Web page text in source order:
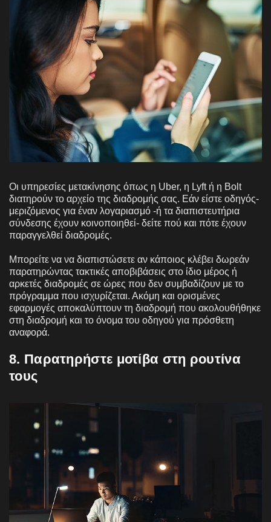
Οι υπηρεσίες μετακίνησης όπως η Uber, η Lyft ή η Bolt
διατηρούν το αρχείο της διαδρομής σας. Εάν είστε οδηγός-
μεριζόμενος για έναν λογαριασμό -ή τα διαπιστευτήρια
σύνδεσης έχουν κοινοποιηθεί- δείτε πού και πότε έχουν
παραγγελθεί διαδρομές.
Μπορείτε να να διαπιστώσετε αν κάποιος κλέβει δωρεάν
παρατηρώντας τακτικές αποβιβάσεις στο ίδιο μέρος ή
αρκετές διαδρομές σε ώρες που δεν συμβαδίζουν με το
πρόγραμμα που ισχυρίζεται. Ακόμη και ορισμένες
εφαρμογές αποκαλύπτουν τη διαδρομή που ακολουθήθηκε
στη διαδρομή και το όνομα του οδηγού για πρόσθετη
αναφορά.
8. Παρατηρήστε μοτίβα στη ρουτίνα
τους